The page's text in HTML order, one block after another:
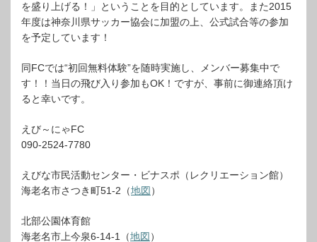
を盛り上げる！」ということを目的としています。また2015
年度は神奈川県サッカー協会に加盟の上、公式試合等の参加
を予定しています！
同FCでは“初回無料体験”を随時実施し、メンバー募集中で
す！！当日の飛び入り参加もOK！ですが、事前に御連絡頂け
ると幸いです。
えび～にゃFC
090-2524-7780
えびな市民活動センター・ビナスポ（レクリエーション館）
海老名市さつき町51-2（地図 ）
北部公園体育館
海老名市上今泉6-14-1（地図 ）